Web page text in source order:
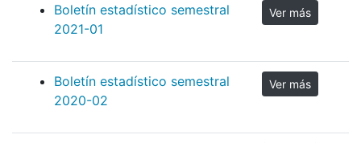
Boletín estadístico semestral
2021-01
Ver más
Boletín estadístico semestral
2020-02
Ver más